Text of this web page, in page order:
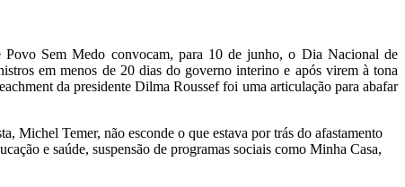
Sem Medo convocam, para 10 de junho, o Dia Nacional de
em menos de 20 dias do governo interino e após virem à tona
da presidente Dilma Roussef foi uma articulação para abafar
Michel Temer, não esconde o que estava por trás do afastamento
e saúde, suspensão de programas sociais como Minha Casa,